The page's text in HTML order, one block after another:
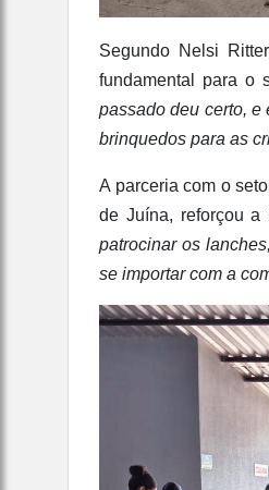
Segundo Nelsi
fundamental para o
passado deu certo, e
brinquedos para as
A parceria com o
de Juína, reforçou a
patrocinar os
se importar com a